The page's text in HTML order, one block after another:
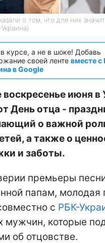
о том, что для них
курсе, а не в шоке! Добавь
своей ленте вместе с
в Google
воскресенье июня в
День отца -
о важной
а также о
и заботы.
премьеры
папам, молодая
с РБК-
мужчин, которые
об отцовстве.